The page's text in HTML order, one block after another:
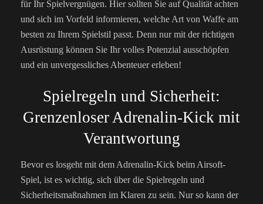
für Ihr Spielvergnügen. Hier sollten Sie auf Qualität achten
und sich im Vorfeld informieren, welche Art von Waffe am
besten zu Ihrem Spielstil passt. Denn nur mit der richtigen
Ausrüstung können Sie Ihr volles Potenzial ausschöpfen
und ein unvergessliches Abenteuer erleben!
Spielregeln und Sicherheit:
Grenzenloser Adrenalin-Kick mit
Verantwortung
Bevor es losgeht mit dem Adrenalin-Kick beim Airsoft-
Spiel, ist es wichtig, sich über die Spielregeln und
Sicherheitsmaßnahmen im Klaren zu sein. Nur so kann der